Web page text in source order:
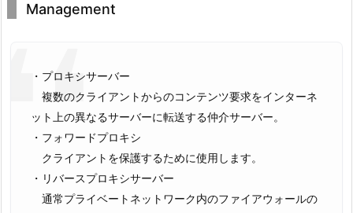
Management
・プロキシサーバー
複数のクライアントからのコンテンツ要求をインターネ
ット上の異なるサーバーに転送する仲介サーバー。
・フォワードプロキシ
クライアントを保護するために使用します。
・リバースプロキシサーバー
通常プライベートネットワーク内のファイアウォールの